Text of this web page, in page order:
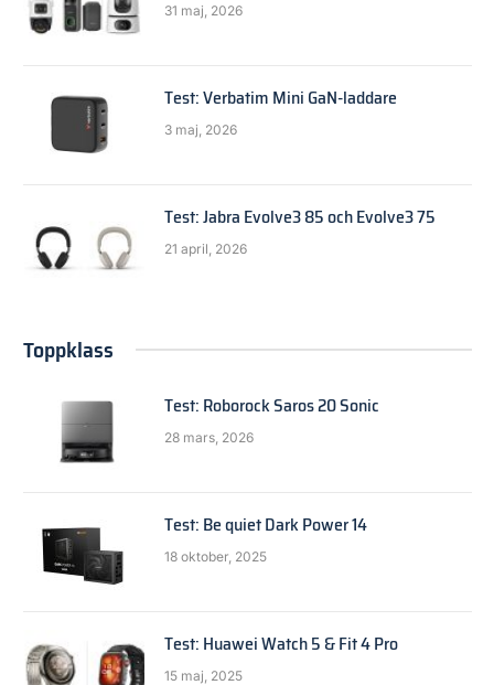
31 maj, 2026
Test: Verbatim Mini GaN-laddare
3 maj, 2026
Test: Jabra Evolve3 85 och Evolve3 75
21 april, 2026
Toppklass
Test: Roborock Saros 20 Sonic
28 mars, 2026
Test: Be quiet Dark Power 14
18 oktober, 2025
Test: Huawei Watch 5 & Fit 4 Pro
15 maj, 2025